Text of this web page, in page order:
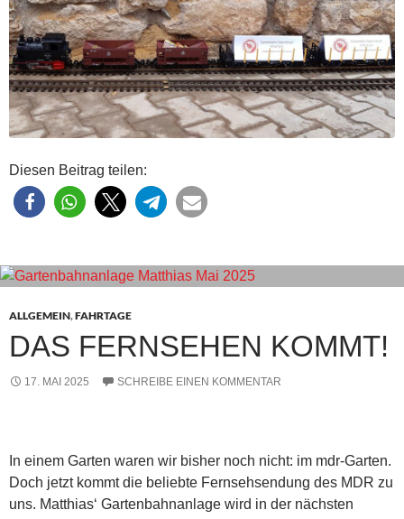
Diesen Beitrag teilen:
ALLGEMEIN,FAHRTAGE
DAS FERNSEHEN KOMMT!
17. MAI 2025 SCHREIBE EINEN KOMMENTAR
In einem Garten waren wir bisher noch nicht: im mdr-Garten.
Doch jetzt kommt die beliebte Fernsehsendung des MDR zu
uns. Matthias‘ Gartenbahnanlage wird in der nächsten